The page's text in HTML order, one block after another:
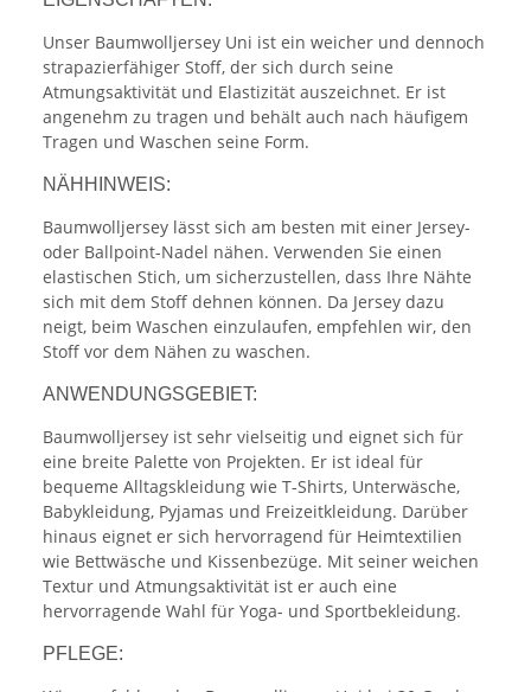
Unser Baumwolljersey Uni ist ein weicher und dennoch
strapazierfähiger Stoff, der sich durch seine
Atmungsaktivität und Elastizität auszeichnet. Er ist
angenehm zu tragen und behält auch nach häufigem
Tragen und Waschen seine Form.
NÄHHINWEIS:
Baumwolljersey lässt sich am besten mit einer Jersey-
oder Ballpoint-Nadel nähen. Verwenden Sie einen
elastischen Stich, um sicherzustellen, dass Ihre Nähte
sich mit dem Stoff dehnen können. Da Jersey dazu
neigt, beim Waschen einzulaufen, empfehlen wir, den
Stoff vor dem Nähen zu waschen.
ANWENDUNGSGEBIET:
Baumwolljersey ist sehr vielseitig und eignet sich für
eine breite Palette von Projekten. Er ist ideal für
bequeme Alltagskleidung wie T-Shirts, Unterwäsche,
Babykleidung, Pyjamas und Freizeitkleidung. Darüber
hinaus eignet er sich hervorragend für Heimtextilien
wie Bettwäsche und Kissenbezüge. Mit seiner weichen
Textur und Atmungsaktivität ist er auch eine
hervorragende Wahl für Yoga- und Sportbekleidung.
PFLEGE: